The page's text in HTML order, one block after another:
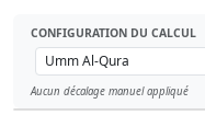
CONFIGURATION DU CALCUL
Aucun décalage manuel appliqué